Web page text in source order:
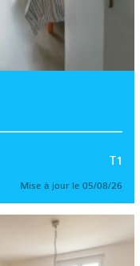
T1
Mise à jour le 05/08/26